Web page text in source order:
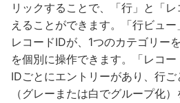
リックすることで、「行」と「
えることができます。「行ビュ
レコードIDが、1つのカテゴリー
を個別に操作できます。「レコ
IDごとにエントリーがあり、行
（グレーまたは白でグループ化